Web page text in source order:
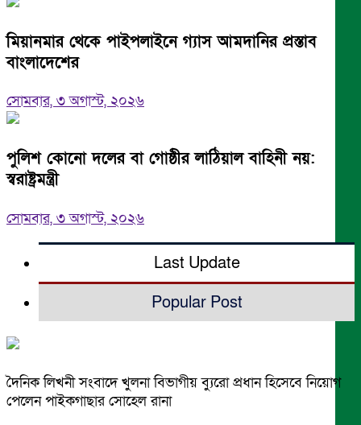
মিয়ানমার থেকে পাইপলাইনে গ্যাস আমদানির প্রস্তাব
বাংলাদেশের
সোমবার, ৩ অগাস্ট, ২০২৬
পুলিশ কোনো দলের বা গোষ্ঠীর লাঠিয়াল বাহিনী নয়:
স্বরাষ্ট্রমন্ত্রী
সোমবার, ৩ অগাস্ট, ২০২৬
Last Update
Popular Post
দৈনিক লিখনী সংবাদে খুলনা বিভাগীয় ব্যুরো প্রধান হিসেবে নিয়োগ
পেলেন পাইকগাছার সোহেল রানা